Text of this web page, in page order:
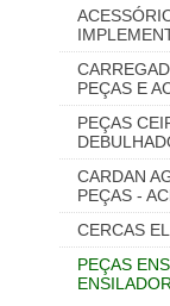
PEÇAS E
PEÇAS
CARDAN
PEÇAS -
CERCAS
PEÇAS
ENSILADOR